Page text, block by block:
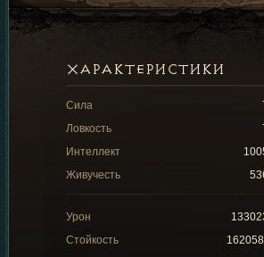
ХАРАКТЕРИСТИКИ
Сила
Ловкость
Интеллект
Живучесть
Урон
Стойкость